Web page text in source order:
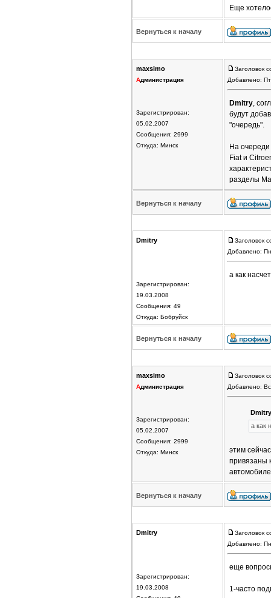
Еще
Вернуться к началу
maxsimo
Администрация
Зарегистрирован:
05.02.2007
Сообщения: 2999
Откуда: Минск
Заголовок
Добавлено:
Dmitry,
будут
"очередь".
На
Fiat и
разделы
Вернуться к началу
Dmitry
Зарегистрирован:
19.03.2008
Сообщения: 49
Откуда: Бобруйск
Заголовок
Добавлено:
а как
Вернуться к началу
maxsimo
Администрация
Зарегистрирован:
05.02.2007
Сообщения: 2999
Откуда: Минск
Заголовок
Добавлено:
а как
этим
привязаны
Вернуться к началу
Dmitry
Зарегистрирован:
19.03.2008
Заголовок
Добавлено:
еще
1-часто